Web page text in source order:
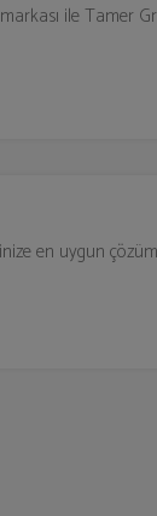
ile Tamer
en uygun